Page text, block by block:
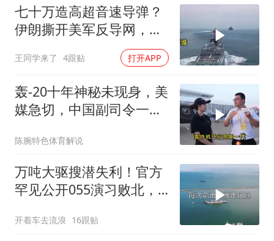
七十万造高超音速导弹？
伊朗撕开美军反导网，炸
王同学来了 4跟贴 打开APP
轰-20十年神秘未现身，美
媒急切，中国副司令一句
陈腕特色体育解说
万吨大驱搜潜失利！官方
罕见公开055演习败北，
开着车去流浪 16跟贴